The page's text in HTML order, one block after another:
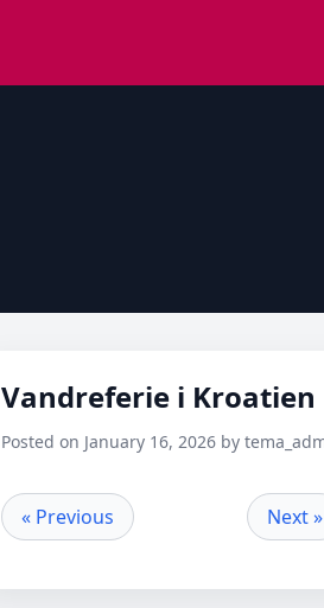
Vandreferie i Kroatien
Posted on January 16, 2026 by
« Previous Next »